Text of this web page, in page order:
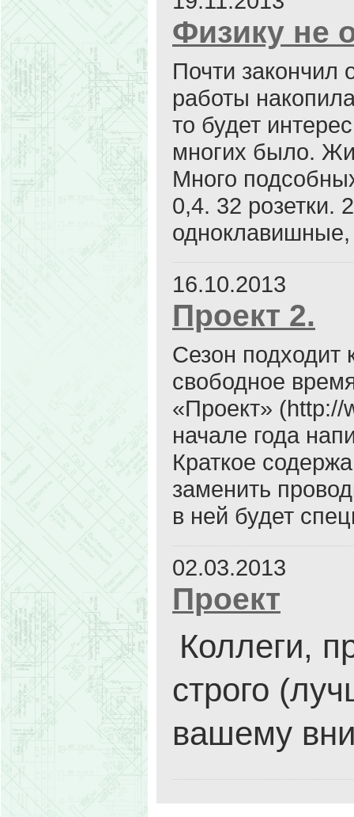
Физику не
Почти закончил
работы
то будет
многих было.
Много
0,4. 32 розетки.
16.10.2013
Проект 2.
Сезон подходит
свободное
«Проект»
начале года
Краткое
заменить
в ней будет
02.03.2013
Проект
Коллеги,
строго
вашему